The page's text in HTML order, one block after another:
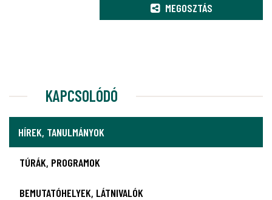
MEGOSZTÁS
KAPCSOLÓDÓ
HÍREK, TANULMÁNYOK
TÚRÁK, PROGRAMOK
BEMUTATÓHELYEK, LÁTNIVALÓK